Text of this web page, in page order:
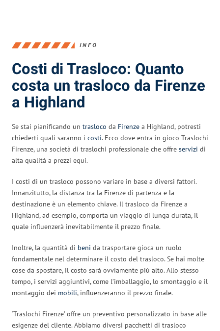
INFO
Costi di Trasloco: Quanto
costa un trasloco da Firenze
a Highland
Se stai pianificando un trasloco da Firenze a Highland, potresti
chiederti quali saranno i costi. Ecco dove entra in gioco Traslochi
Firenze, una società di traslochi professionale che offre servizi di
alta qualità a prezzi equi.
I costi di un trasloco possono variare in base a diversi fattori.
Innanzitutto, la distanza tra la Firenze di partenza e la
destinazione è un elemento chiave. Il trasloco da Firenze a
Highland, ad esempio, comporta un viaggio di lunga durata, il
quale influenzerà inevitabilmente il prezzo finale.
Inoltre, la quantità di beni da trasportare gioca un ruolo
fondamentale nel determinare il costo del trasloco. Se hai molte
cose da spostare, il costo sarà ovviamente più alto. Allo stesso
tempo, i servizi aggiuntivi, come l’imballaggio, lo smontaggio e il
montaggio dei mobili, influenzeranno il prezzo finale.
‘Traslochi Firenze’ offre un preventivo personalizzato in base alle
esigenze del cliente. Abbiamo diversi pacchetti di trasloco